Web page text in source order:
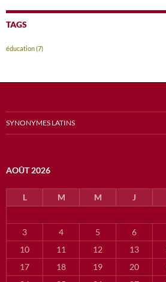
TAGS
éducation(7)
SYNONYMES LATINS
AOÛT 2026
L M M J
3
4 5 6
10
11 12 13
17
18 19 20